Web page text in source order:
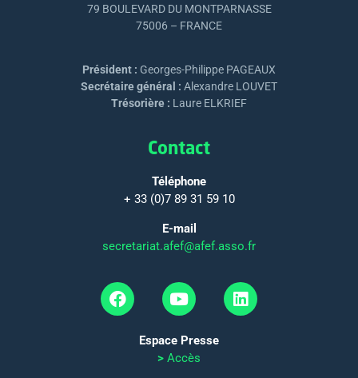
79 BOULEVARD DU MONTPARNASSE
75006 – FRANCE
Président : Georges-Philippe PAGEAUX
Secrétaire général : Alexandre LOUVET
Trésorière : Laure ELKRIEF
Contact
Téléphone
+ 33 (0)7 89 31 59 10
E-mail
secretariat.afef@afef.asso.fr
Espace Presse
> Accès